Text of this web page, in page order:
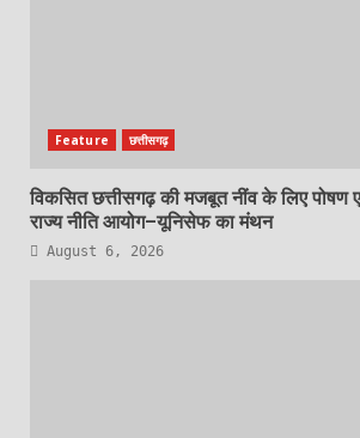
Feature छत्तीसगढ़
विकसित छत्तीसगढ़ की मजबूत नींव के लिए पोषण
राज्य नीति आयोग–यूनिसेफ का मंथन
August 6, 2026